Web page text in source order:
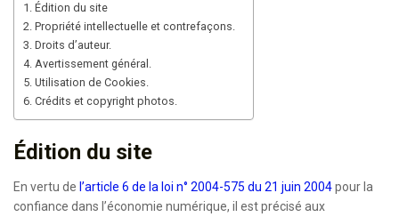
Édition du site
Propriété intellectuelle et contrefaçons.
Droits d’auteur.
Avertissement général.
Utilisation de Cookies.
Crédits et copyright photos.
Édition du site
En vertu de l’article 6 de la loi n° 2004-575 du 21 juin 2004pour la
confiance dans l’économie numérique, il est précisé aux